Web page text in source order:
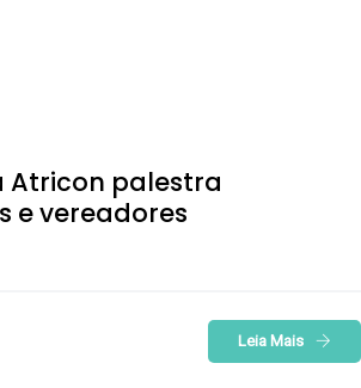
Atricon palestra
e vereadores
Leia Mais